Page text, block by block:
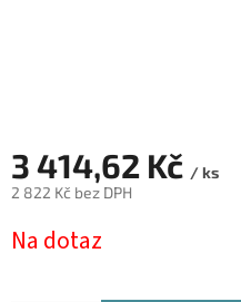
3 414,62 Kč / ks
2 822 Kč bez DPH
cena:
Na dotaz